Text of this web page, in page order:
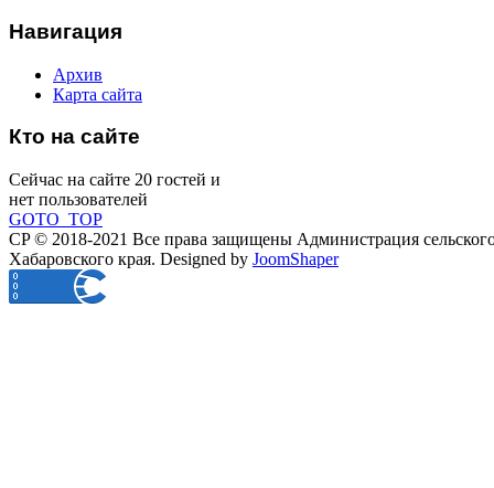
Навигация
Архив
Карта сайта
Кто на сайте
Сейчас на сайте 20 гостей и
нет пользователей
GOTO_TOP
CP © 2018-2021 Все права защищены Администрация
Хабаровского края. Designed by JoomShaper